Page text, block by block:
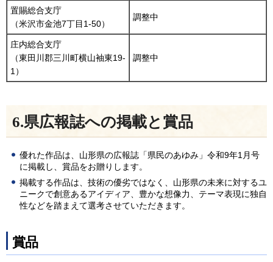
置賜総合支庁
（米沢市金池7丁目1-50）
調整中
庄内総合支庁
（東田川郡三川町横山袖東19-
1）
調整中
6.県広報誌への掲載と賞品
優れた作品は、山形県の広報誌「県民のあゆみ」令和9年1月号
に掲載し、賞品をお贈りします。
掲載する作品は、技術の優劣ではなく、山形県の未来に対するユ
ニークで創意あるアイディア、豊かな想像力、テーマ表現に独自
性などを踏まえて選考させていただきます。
賞品